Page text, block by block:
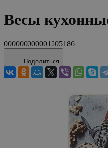
Весы
000000000001205186
Поделиться